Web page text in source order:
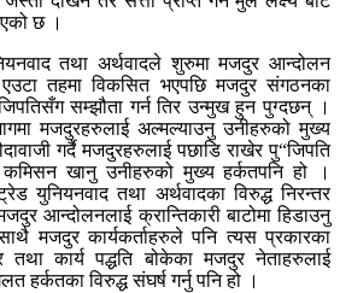
छ ।
तथा अर्थवादले शुरुमा मजदुर आन्दोलन
तहमा विकसित भएपछि मजदुर संगठनका
सम्झौता गर्न तिर उन्मुख हुन पुग्दछन् ।
मजदुरहरुलाई अल्मल्याउनु उनीहरुको मुख्य
गर्दै मजदुरहरुलाई पछाडि राखेर पु“जिपति
खानु उनीहरुको मुख्य हर्कतपनि हो ।
युनियनवाद तथा अर्थवादका विरुद्ध निरन्तर
आन्दोलनलाई क्रान्तिकारी बाटोमा हिडाउनु
मजदुर कार्यकर्ताहरुले पनि त्यस प्रकारका
तथा कार्य पद्धति बोकेका मजदुर नेताहरुलाई
हर्कतका विरुद्ध संघर्ष गर्नु पनि हो ।